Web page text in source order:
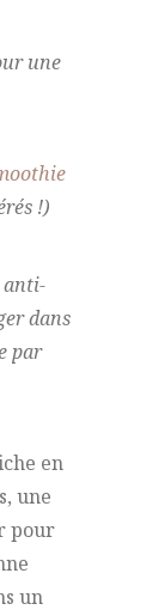
une
!)
dans
par
en
une
pour
un